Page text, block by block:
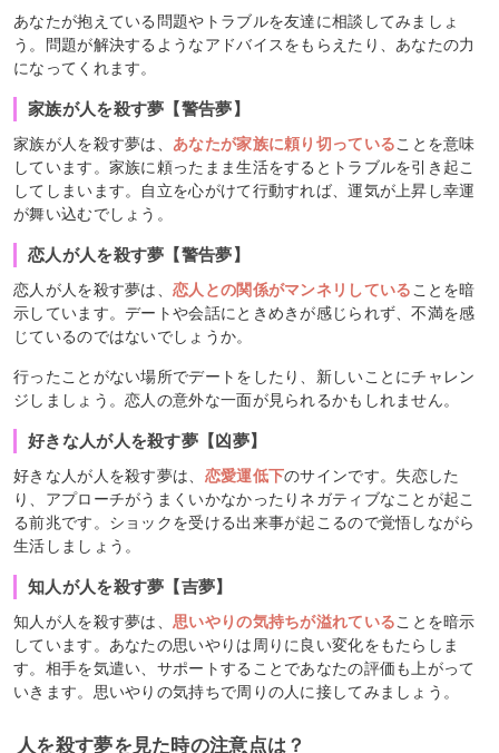
あなたが抱えている問題やトラブルを友達に相談してみましょ
う。問題が解決するようなアドバイスをもらえたり、あなたの力
になってくれます。
家族が人を殺す夢【警告夢】
家族が人を殺す夢は、 あなたが家族に頼り切っていることを意味
しています。家族に頼ったまま生活をするとトラブルを引き起こ
してしまいます。自立を心がけて行動すれば、運気が上昇し幸運
が舞い込むでしょう。
恋人が人を殺す夢【警告夢】
恋人が人を殺す夢は、恋人との関係がマンネリしている ことを暗
示しています。デートや会話にときめきが感じられず、不満を感
じているのではないでしょうか。
行ったことがない場所でデートをしたり、新しいことにチャレン
ジしましょう。恋人の意外な一面が見られるかもしれません。
好きな人が人を殺す夢【凶夢】
好きな人が人を殺す夢は、 恋愛運低下のサインです。失恋した
り、アプローチがうまくいかなかったりネガティブなことが起こ
る前兆です。ショックを受ける出来事が起こるので覚悟しながら
生活しましょう。
知人が人を殺す夢【吉夢】
知人が人を殺す夢は、思いやりの気持ちが溢れていることを暗示
しています。あなたの思いやりは周りに良い変化をもたらしま
す。相手を気遣い、サポートすることであなたの評価も上がって
いきます。思いやりの気持ちで周りの人に接してみましょう。
人を殺す夢を見た時の注意点は？